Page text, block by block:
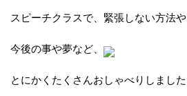
スピーチクラスで、緊張しない方法
今後の事や夢など、
とにかくたくさんおしゃべりしまし